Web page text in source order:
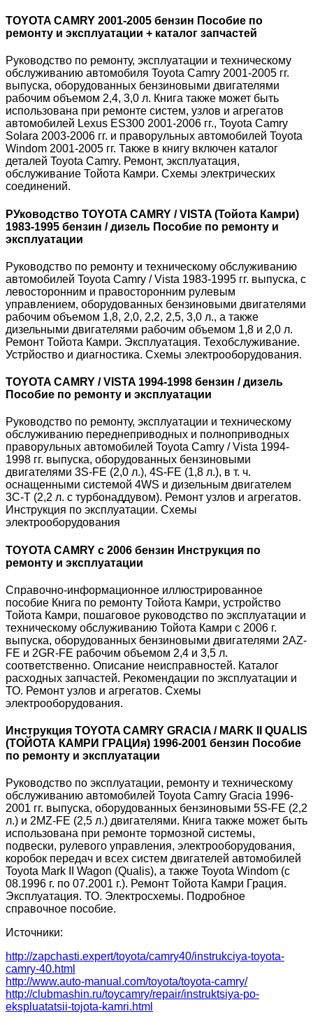
TOYOTA CAMRY 2001-2005 бензин Пособие по
ремонту и эксплуатации + каталог запчастей
Руководство по ремонту, эксплуатации и техническому
обслуживанию автомобиля Toyota Camry 2001-2005 гг.
выпуска, оборудованных бензиновыми двигателями
рабочим объемом 2,4, 3,0 л. Книга также может быть
использована при ремонте систем, узлов и агрегатов
автомобилей Lexus ES300 2001-2006 гг., Toyota Camry
Solara 2003-2006 гг. и праворульных автомобилей Toyota
Windom 2001-2005 гг. Также в книгу включен каталог
деталей Toyota Camry. Ремонт, эксплуатация,
обслуживание Тойота Камри. Схемы электрических
соединений.
РУководство TOYOTA CAMRY / VISTA (Тойота Камри)
1983-1995 бензин / дизель Пособие по ремонту и
эксплуатации
Руководство по ремонту и техническому обслуживанию
автомобилей Toyota Camry / Vista 1983-1995 гг. выпуска, с
левосторонним и правосторонним рулевым
управлением, оборудованных бензиновыми двигателями
рабочим объемом 1,8, 2,0, 2,2, 2,5, 3,0 л., а также
дизельными двигателями рабочим объемом 1,8 и 2,0 л.
Ремонт Тойота Камри. Эксплуатация. Техобслуживание.
Устрйоство и диагностика. Схемы электрооборудования.
TOYOTA CAMRY / VISTA 1994-1998 бензин / дизель
Пособие по ремонту и эксплуатации
Руководство по ремонту, эксплуатации и техническому
обслуживанию переднеприводных и полноприводных
праворульных автомобилей Toyota Camry / Vista 1994-
1998 гг. выпуска, оборудованных бензиновыми
двигателями 3S-FE (2,0 л.), 4S-FE (1,8 л.), в т. ч.
оснащенными системой 4WS и дизельным двигателем
3C-T (2,2 л. с турбонаддувом). Ремонт узлов и агрегатов.
Инструкция по эксплуатации. Схемы
электрооборудования
TOYOTA CAMRY с 2006 бензин Инструкция по
ремонту и эксплуатации
Справочно-информационное иллюстрированное
пособие Книга по ремонту Тойота Камри, устройство
Тойота Камри, пошаговое руководство по эксплуатации и
техническому обслуживанию Тойота Камри с 2006 г.
выпуска, оборудованных бензиновыми двигателями 2AZ-
FE и 2GR-FE рабочим объемом 2,4 и 3,5 л.
соответственно. Описание неисправностей. Каталог
расходных запчастей. Рекомендации по эксплуатации и
ТО. Ремонт узлов и агрегатов. Схемы
электрооборудования.
Инструкция TOYOTA CAMRY GRACIA / MARK II QUALIS
(ТОЙОТА КАМРИ ГРАЦИя) 1996-2001 бензин Пособие
по ремонту и эксплуатации
Руководство по эксплуатации, ремонту и техническому
обслуживанию автомобилей Toyota Camry Gracia 1996-
2001 гг. выпуска, оборудованных бензиновыми 5S-FE (2,2
л.) и 2MZ-FE (2,5 л.) двигателями. Книга также может быть
использована при ремонте тормозной системы,
подвески, рулевого управления, электрооборудования,
коробок передач и всех систем двигателей автомобилей
Toyota Mark II Wagon (Qualis), а также Toyota Windom (с
08.1996 г. по 07.2001 г.). Ремонт Тойота Камри Грация.
Эксплуатация. ТО. Электросхемы. Подробное
справочное пособие.
Источники:
http://zapchasti.expert/toyota/camry40/instrukciya-toyota-
camry-40.html
http://www.auto-manual.com/toyota/toyota-camry/
http://clubmashin.ru/toycamry/repair/instruktsiya-po-
ekspluatatsii-tojota-kamri.html